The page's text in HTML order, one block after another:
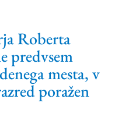
Roberta
predvsem
mesta, v
poražen